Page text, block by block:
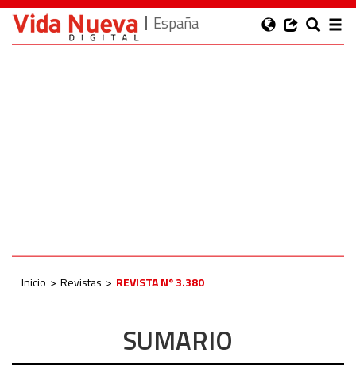
España
Inicio Revistas REVISTA Nº 3.380
SUMARIO